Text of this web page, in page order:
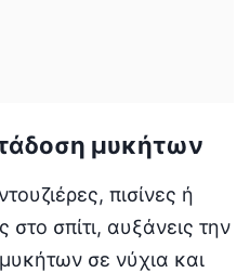
μυκήτων
πισίνες ή
σπίτι, αυξάνεις την
σε νύχια και